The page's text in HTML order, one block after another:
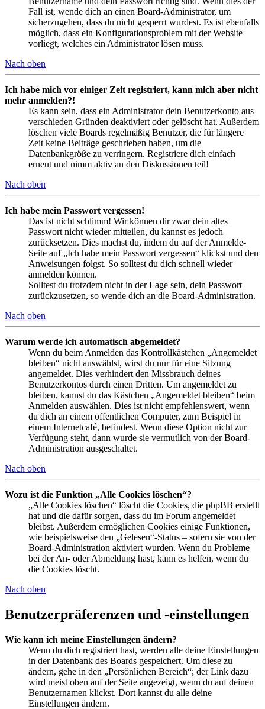
Fall ist, wende dich an einen Board-Administrator, um
sicherzugehen, dass du nicht gesperrt wurdest. Es ist ebenfalls
möglich, dass ein Konfigurationsproblem mit der Website
vorliegt, welches ein Administrator lösen muss.
Nach oben
Ich habe mich vor einiger Zeit registriert, kann mich aber nicht
mehr anmelden?!
Es kann sein, dass ein Administrator dein Benutzerkonto aus
verschieden Gründen deaktiviert oder gelöscht hat. Außerdem
löschen viele Boards regelmäßig Benutzer, die für längere
Zeit keine Beiträge geschrieben haben, um die
Datenbankgröße zu verringern. Registriere dich einfach
erneut und nimm aktiv an den Diskussionen teil!
Nach oben
Ich habe mein Passwort vergessen!
Das ist nicht schlimm! Wir können dir zwar dein altes
Passwort nicht wieder mitteilen, du kannst es jedoch
zurücksetzen. Dies machst du, indem du auf der Anmelde-
Seite auf „Ich habe mein Passwort vergessen“ klickst und den
Anweisungen folgst. So solltest du dich schnell wieder
anmelden können.
Solltest du trotzdem nicht in der Lage sein, dein Passwort
zurückzusetzen, so wende dich an die Board-Administration.
Nach oben
Warum werde ich automatisch abgemeldet?
Wenn du beim Anmelden das Kontrollkästchen „Angemeldet
bleiben“ nicht auswählst, wirst du nur für eine Sitzung
angemeldet. Dies verhindert den Missbrauch deines
Benutzerkontos durch einen Dritten. Um angemeldet zu
bleiben, kannst du das Kästchen „Angemeldet bleiben“ beim
Anmelden auswählen. Dies ist nicht empfehlenswert, wenn
du dich an einem öffentlichen Computer, zum Beispiel in
einem Internetcafé, befindest. Wenn diese Option nicht zur
Verfügung steht, dann wurde sie vermutlich von der Board-
Administration ausgeschaltet.
Nach oben
Wozu ist die Funktion „Alle Cookies löschen“?
„Alle Cookies löschen“ löscht die Cookies, die phpBB erstellt
hat und die dafür sorgen, dass du im Forum angemeldet
bleibst. Außerdem ermöglichen Cookies einige Funktionen,
wie beispielsweise den „Gelesen“-Status – sofern sie von der
Board-Administration aktiviert wurden. Wenn du Probleme
bei der An- oder Abmeldung hast, kann es helfen, wenn du
die Cookies löscht.
Nach oben
Benutzerpräferenzen und -einstellungen
Wie kann ich meine Einstellungen ändern?
Wenn du dich registriert hast, werden alle deine Einstellungen
in der Datenbank des Boards gespeichert. Um diese zu
ändern, gehe in den „Persönlichen Bereich“; der Link dazu
wird meist oben auf der Seite angezeigt, wenn du auf deinen
Benutzernamen klickst. Dort kannst du alle deine
Einstellungen ändern.